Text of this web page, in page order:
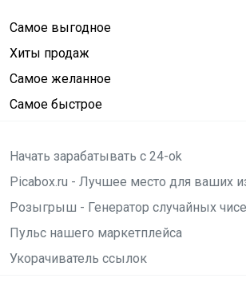
Самое выгодное
Хиты продаж
Самое желанное
Самое быстрое
Начать зарабатывать с 24-ok
Picabox.ru - Лучшее место для ваших
Розыгрыш - Генератор случайных
Пульс нашего маркетплейса
Укорачиватель ссылок